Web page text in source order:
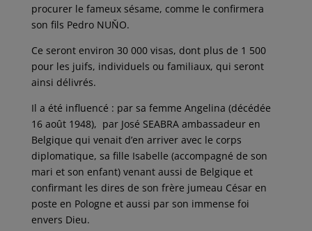
procurer le fameux sésame, comme le confirmera
son fils Pedro NUŇO.
Ce seront environ 30 000 visas, dont plus de 1 500
pour les juifs, individuels ou familiaux, qui seront
ainsi délivrés.
Il a été influencé : par sa femme Angelina (décédée
16 août 1948), par José SEABRA ambassadeur en
Belgique qui venait d’en arriver avec le corps
diplomatique, sa fille Isabelle (accompagné de son
mari et son enfant) venant aussi de Belgique et
confirmant les dires de son frère jumeau César en
poste en Pologne et aussi par son immense foi
envers Dieu.